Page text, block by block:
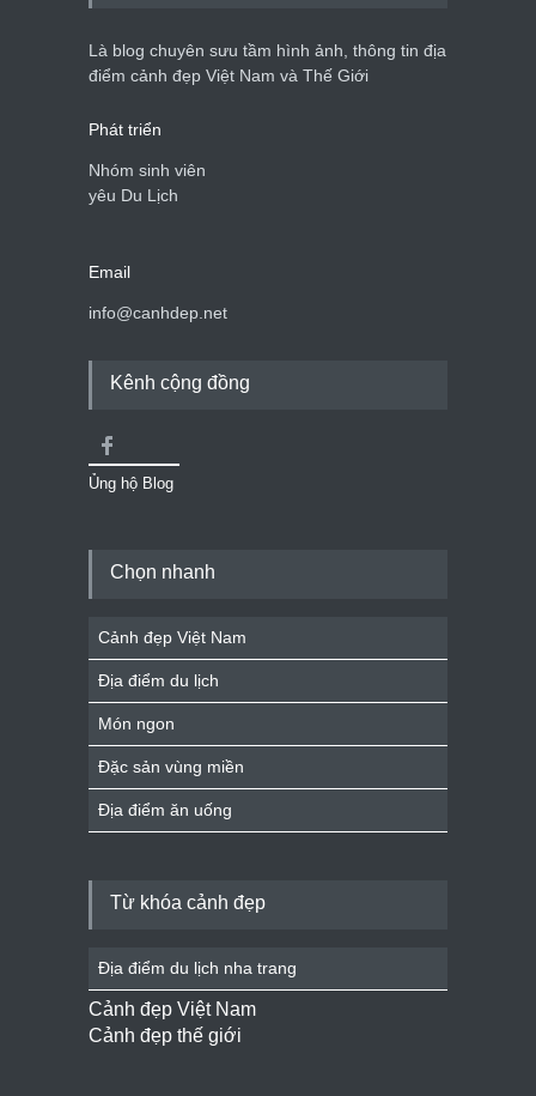
du lịch quốc gia
Cảnh đẹp Việt Nam 24/04/2020
Là blog chuyên sưu tầm hình ảnh, thông tin địa
điểm cảnh đẹp Việt Nam và Thế Giới
Phát triển
Nhóm sinh viên
yêu Du Lịch
Email
info@canhdep.net
Kênh cộng đồng
Ủng hộ Blog
Chọn nhanh
Cảnh đẹp Việt Nam
Địa điểm du lịch
Món ngon
Đặc sản vùng miền
Địa điểm ăn uống
Từ khóa cảnh đẹp
Địa điểm du lịch nha trang
Cảnh đẹp Việt Nam
Cảnh đẹp thế giới